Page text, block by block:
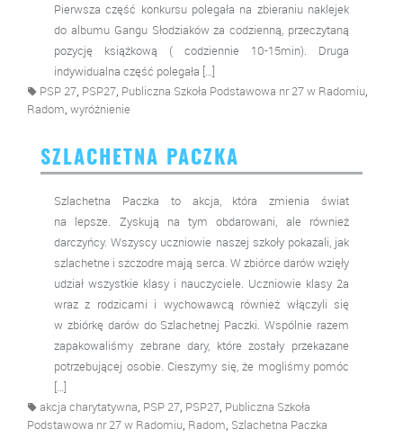
Pierwsza część konkursu polegała na zbieraniu naklejek
do albumu Gangu Słodziaków za codzienną, przeczytaną
pozycję książkową ( codziennie 10-15min). Druga
indywidualna część polegała […]
PSP 27, PSP27, Publiczna Szkoła Podstawowa nr 27 w Radomiu,
Radom, wyróżnienie
SZLACHETNA PACZKA
Szlachetna Paczka to akcja, która zmienia świat
na lepsze. Zyskują na tym obdarowani, ale również
darczyńcy. Wszyscy uczniowie naszej szkoły pokazali, jak
szlachetne i szczodre mają serca. W zbiórce darów wzięły
udział wszystkie klasy i nauczyciele. Uczniowie klasy 2a
wraz z rodzicami i wychowawcą również włączyli się
w zbiórkę darów do Szlachetnej Paczki. Wspólnie razem
zapakowaliśmy zebrane dary, które zostały przekazane
potrzebującej osobie. Cieszymy się, że mogliśmy pomóc
[…]
akcja charytatywna, PSP 27, PSP27, Publiczna Szkoła
Podstawowa nr 27 w Radomiu, Radom, Szlachetna Paczka